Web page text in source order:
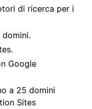
di ricerca per i
domini.
Google
a 25 domini
Sites